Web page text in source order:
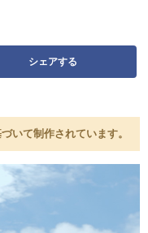
シェアする
いて制作されています。